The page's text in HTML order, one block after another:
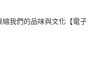
貓，不想分析數據報表就會
華大學駐校作家。
詩獎正獎。作品多屆入選台灣
我們的品味與文化【電子